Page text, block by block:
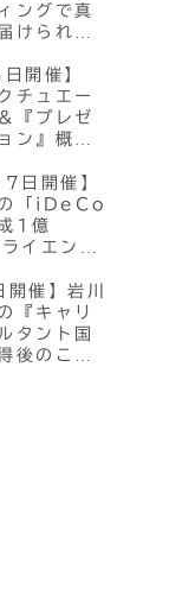
ングで真
けられる
開催】
チュエー
『プレゼ
ン』概論
日開催】
「iDeCo
1億
イエント
が知って
iDeCo・
ハ〜」
開催】岩川
『キャリ
タント国
後のこれ